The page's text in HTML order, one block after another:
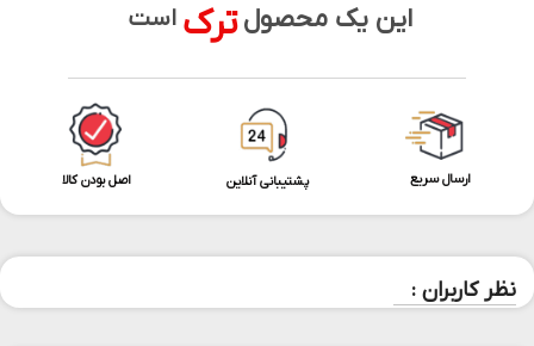
این یک محصول ترک است
ارسال سریع پشتیبانی آنلاین اصل بودن کالا
نظر کاربران :